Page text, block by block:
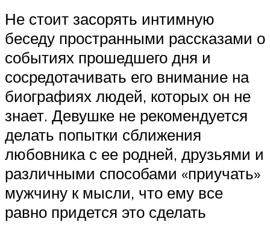
Не стоит засорять интимную
беседу пространными рассказами о
событиях прошедшего дня и
сосредотачивать его внимание на
биографиях людей, которых он не
знает. Девушке не рекомендуется
делать попытки сближения
любовника с ее родней, друзьями и
различными способами «приучать»
мужчину к мысли, что ему все
равно придется это сделать